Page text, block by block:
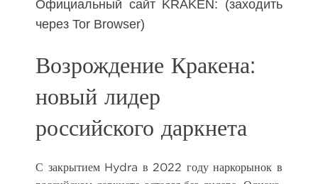
Официальный сайт KRAKEN: (заходить
через Tor Browser)
Возрождение Кракена:
новый лидер
российского даркнета
С закрытием Hydra в 2022 году наркорынок в